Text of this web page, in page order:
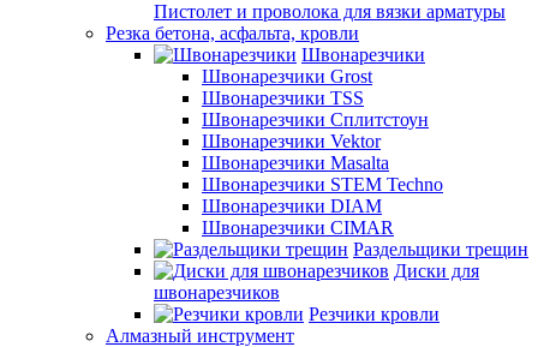
Пистолет и проволока для вязки арматуры
Резка бетона, асфальта, кровли
Швонарезчики
Швонарезчики Grost
Швонарезчики TSS
Швонарезчики Сплитстоун
Швонарезчики Vektor
Швонарезчики Masalta
Швонарезчики STEM Techno
Швонарезчики DIAM
Швонарезчики CIMAR
Раздельщики трещин
Диски для
швонарезчиков
Резчики кровли
Алмазный инструмент